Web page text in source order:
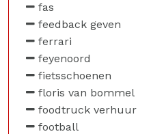
fas
feedback geven
ferrari
feyenoord
fietsschoenen
floris van bommel
foodtruck verhuur
football